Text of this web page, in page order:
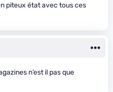
piteux état avec tous ces
n’est il pas que